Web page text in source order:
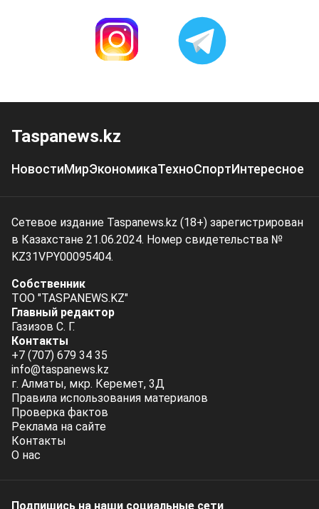
Taspanews.kz
НовостиМирЭкономикаТехноСпортИнтересное
Сетевое издание Taspanews.kz (18+) зарегистрирован
в Казахстане 21.06.2024. Номер свидетельства №
KZ31VPY00095404.
Собственник
ТОО "TASPANEWS.KZ"
Главный редактор
Газизов С. Г.
Контакты
+7 (707) 679 34 35
info@taspanews.kz
г. Алматы, мкр. Керемет, 3Д
Правила использования материалов
Проверка фактов
Реклама на сайте
Контакты
О нас
Подпишись на наши социальные cети